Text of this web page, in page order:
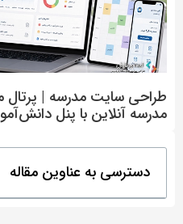
طراحی سایت مدرسه | پرتال
مدرسه آنلاین با پنل
دسترسی به عناوین مقاله